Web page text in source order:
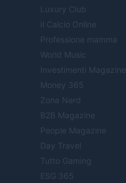
Luxury Club
Il Calcio Online
Professione mamma
World Music
Investimenti Magazine
Money 365
Zona Nerd
B2B Magazine
People Magazine
Day Travel
Tutto Gaming
ESG 365